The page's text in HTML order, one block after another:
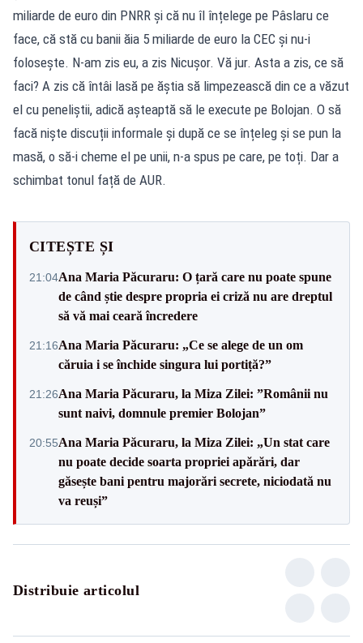
miliarde de euro din PNRR și că nu îl înțelege pe Pâslaru ce
face, că stă cu banii ăia 5 miliarde de euro la CEC și nu-i
folosește. N-am zis eu, a zis Nicușor. Vă jur. Asta a zis, ce să
faci? A zis că întâi lasă pe ăștia să limpezească din ce a văzut
el cu peneliştii, adică așteaptă să le execute pe Bolojan. O să
facă niște discuții informale și după ce se înțeleg și se pun la
masă, o să-i cheme el pe unii, n-a spus pe care, pe toți. Dar a
schimbat tonul față de AUR.
CITEȘTE ȘI
21:04Ana Maria Păcuraru: O țară care nu poate spune
de când știe despre propria ei criză nu are dreptul
să vă mai ceară încredere
21:16Ana Maria Păcuraru: „Ce se alege de un om
căruia i se închide singura lui portiță?”
21:26Ana Maria Păcuraru, la Miza Zilei: ”Românii nu
sunt naivi, domnule premier Bolojan”
20:55Ana Maria Păcuraru, la Miza Zilei: „Un stat care
nu poate decide soarta propriei apărări, dar
găsește bani pentru majorări secrete, niciodată nu
va reuși”
Distribuie articolul